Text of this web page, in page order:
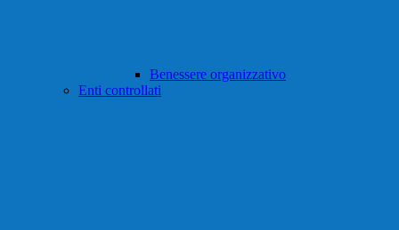
Benessere organizzativo
Enti controllati